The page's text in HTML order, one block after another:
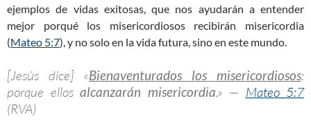
ejemplos de vidas exitosas, que nos ayudarán a entender
mejor porqué los misericordiosos recibirán misericordia
(Mateo 5:7), y no solo en la vida futura, sino en este mundo.
[Jesús dice] «Bienaventurados los misericordiosos:
porque ellos alcanzarán misericordia.» — Mateo 5:7
(RVA)